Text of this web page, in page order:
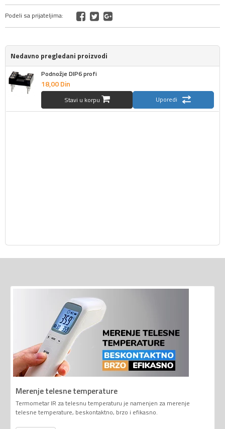
Podeli sa prijateljima:
Nedavno pregledani proizvodi
Podnožje DIP6 profi
18,00Din
Stavi u korpu Uporedi
Merenje telesne temperature
Termometar IR za telesnu temperaturu je namenjen za merenje
telesne temperature, beskontaktno, brzo i efikasno.